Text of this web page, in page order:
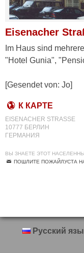
Eisenacher
Im Haus sind
"Hotel Gunia",
[Gesendet von: Jo]
К КАРТЕ
EISENACHER STRASSE
10777 БЕРЛИН
ГЕРМАНИЯ
ВЫ ЗНАЕТЕ ЭТОТ
ПОШЛИТЕ ПОЖАЙЛУСТА
Русский